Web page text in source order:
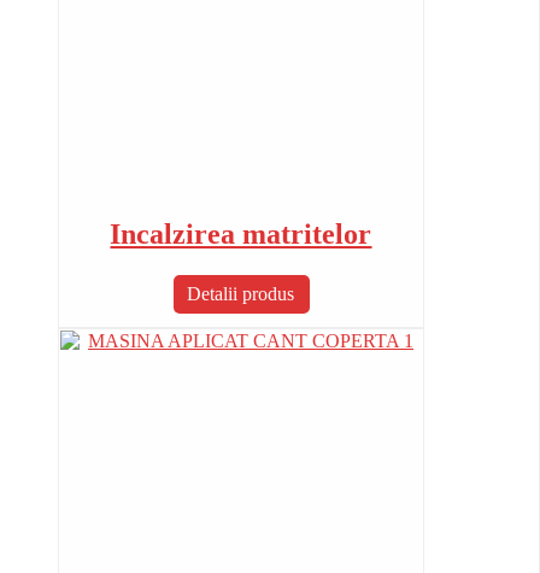
Incalzirea matritelor
Detalii produs